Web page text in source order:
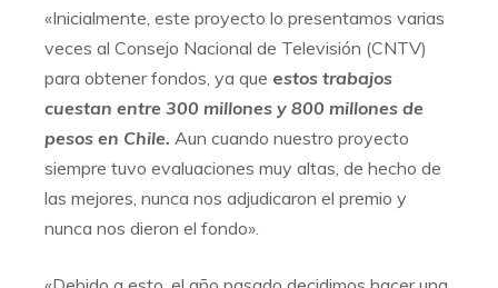
«Inicialmente, este proyecto lo presentamos varias
veces al Consejo Nacional de Televisión (CNTV)
para obtener fondos, ya que estos trabajos
cuestan entre 300 millones y 800 millones de
pesos en Chile. Aun cuando nuestro proyecto
siempre tuvo evaluaciones muy altas, de hecho de
las mejores, nunca nos adjudicaron el premio y
nunca nos dieron el fondo».